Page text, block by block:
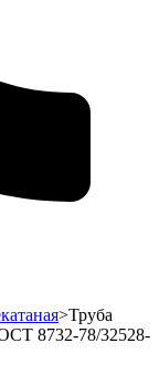
>Труба
8732-78/32528-